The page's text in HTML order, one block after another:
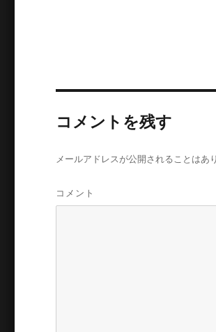
コメントを残す
メールアドレスが公開されることはあ
コメント